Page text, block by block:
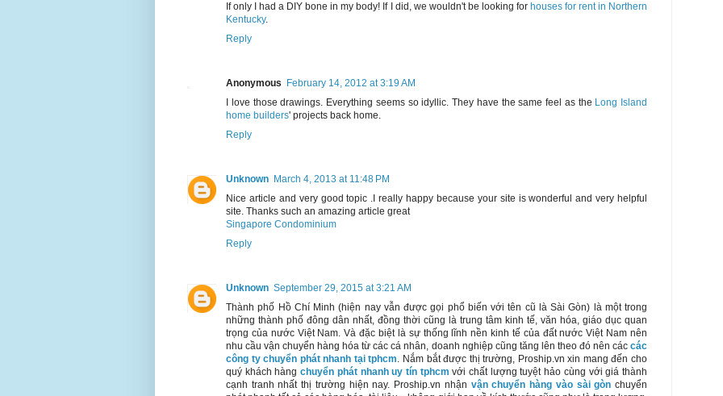
If only I had a DIY bone in my body! If I did, we wouldn't be looking for houses for rent in Northern
Kentucky.
Reply
Anonymous
February 14, 2012 at 3:19 AM
I love those drawings. Everything seems so idyllic. They have the same feel as the Long Island
home builders' projects back home.
Reply
Unknown March 4, 2013 at 11:48 PM
Nice article and very good topic .I really happy because your site is wonderful and very helpful
site. Thanks such an amazing article great
Singapore Condominium
Reply
Unknown September 29, 2015 at 3:21 AM
Thành phố Hồ Chí Minh (hiện nay vẫn được gọi phổ biến với tên cũ là Sài Gòn) là một trong
những thành phố đông dân nhất, đồng thời cũng là trung tâm kinh tế, văn hóa, giáo dục quan
trọng của nước Việt Nam. Và đặc biệt là sự thống lĩnh nền kinh tế của đất nước Việt Nam nên
nhu cầu vận chuyển hàng hóa từ các cá nhân, doanh nghiệp cũng tăng lên theo đó nên các các
công ty chuyển phát nhanh tại tphcm. Nắm bắt được thị trường, Proship.vn xin mang đến cho
quý khách hàngchuyển phát nhanh uy tín tphcm với chất lượng tuyệt hảo cùng với giá thành
cạnh tranh nhất thị trường hiện nay. Proship.vn nhận vận chuyển hàng vào sài gòn chuyển